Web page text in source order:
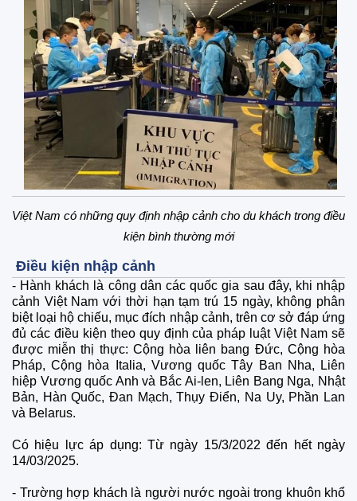
Việt Nam có những quy định nhập cảnh cho du khách trong điều
kiện bình thường mới
Điều kiện nhập cảnh
- Hành khách là công dân các quốc gia sau đây, khi nhập
cảnh Việt Nam với thời hạn tạm trú 15 ngày, không phân
biệt loại hộ chiếu, mục đích nhập cảnh, trên cơ sở đáp ứng
đủ các điều kiện theo quy định của pháp luật Việt Nam sẽ
được miễn thị thực: Cộng hòa liên bang Đức, Cộng hòa
Pháp, Cộng hòa Italia, Vương quốc Tây Ban Nha, Liên
hiệp Vương quốc Anh và Bắc Ai-len, Liên Bang Nga, Nhật
Bản, Hàn Quốc, Đan Mạch, Thụy Điển, Na Uy, Phần Lan
và Belarus.
Có hiệu lực áp dụng: Từ ngày 15/3/2022 đến hết ngày
14/03/2025.
- Trường hợp khách là người nước ngoài trong khuôn khổ